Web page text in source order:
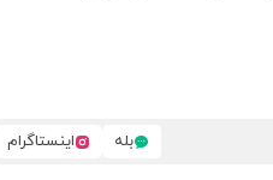
بله اینستاگرام